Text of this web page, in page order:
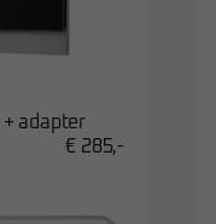
adapter
€ 285,-